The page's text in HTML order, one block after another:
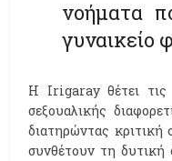
νοήματα
γυναικείο
Η Irigaray θέτει τις
σεξουαλικής
διατηρώντας
συνθέτουν τη